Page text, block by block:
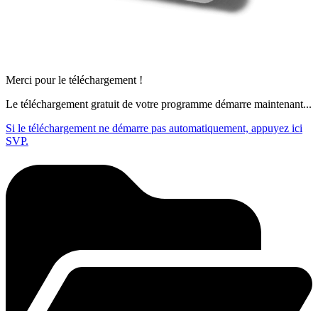
Merci pour le téléchargement !
Le téléchargement gratuit de votre programme démarre maintenant...
Si le téléchargement ne démarre pas automatiquement, appuyez ici
SVP.